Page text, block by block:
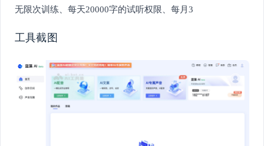
无限次训练、每天20000字的试听权限、每月3
工具截图